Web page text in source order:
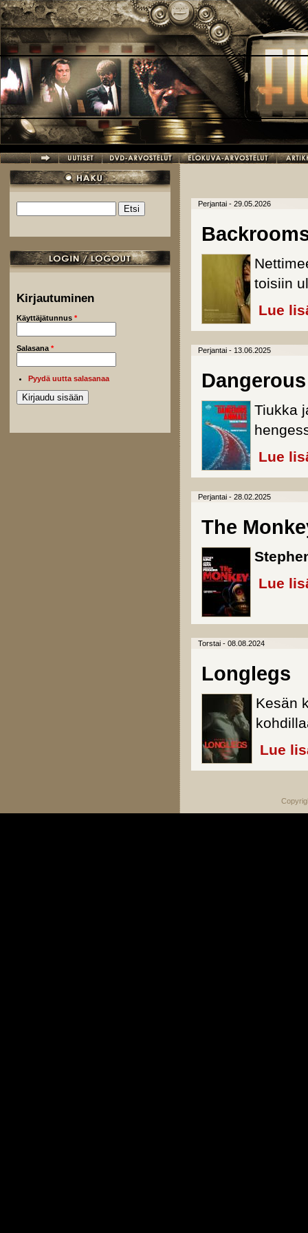
Hyppää pääsisältöön
Hakulomake
Kirjautuminen
Käyttäjätunnus *
Salasana *
Pyydä uutta salasanaa
Perjantai - 29.05.2026
toisiin
Lue
Perjantai - 13.06.2025
Tiukka
Lue
Perjantai - 28.02.2025
The
Lue
Torstai - 08.08.2024
Longlegs
Kesän
Lue